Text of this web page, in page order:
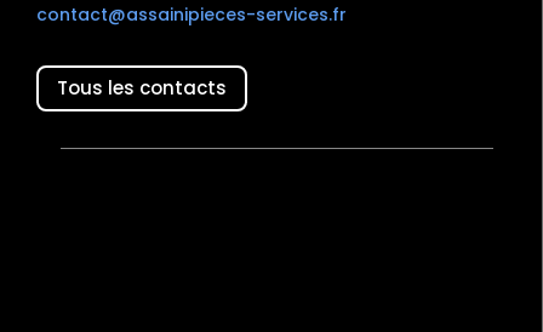
contact@assainipieces-services.fr
Tous les contacts